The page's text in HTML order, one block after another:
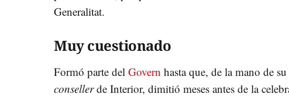
Generalitat.
Muy cuestionado
Formó parte del Govern hasta que, de la mano de
consellerde Interior, dimitió meses antes de la